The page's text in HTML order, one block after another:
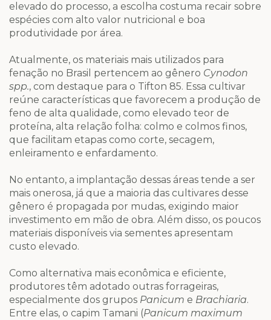
elevado do processo, a escolha costuma recair sobre
espécies com alto valor nutricional e boa
produtividade por área.
Atualmente, os materiais mais utilizados para
fenação no Brasil pertencem ao gênero Cynodon
spp., com destaque para o Tifton 85. Essa cultivar
reúne características que favorecem a produção de
feno de alta qualidade, como elevado teor de
proteína, alta relação folha: colmo e colmos finos,
que facilitam etapas como corte, secagem,
enleiramento e enfardamento.
No entanto, a implantação dessas áreas tende a ser
mais onerosa, já que a maioria das cultivares desse
gênero é propagada por mudas, exigindo maior
investimento em mão de obra. Além disso, os poucos
materiais disponíveis via sementes apresentam
custo elevado.
Como alternativa mais econômica e eficiente,
produtores têm adotado outras forrageiras,
especialmente dos grupos Panicum e Brachiaria.
Entre elas, o capim Tamani (Panicum maximum